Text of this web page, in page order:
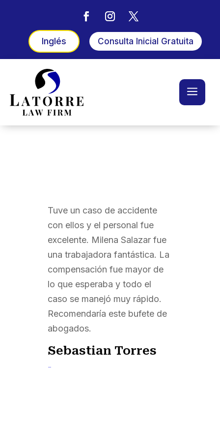
Inglés Consulta Inicial Gratuita
a
Tuve un caso de accidente
con ellos y el personal fue
excelente. Milena Salazar fue
una trabajadora fantástica. La
compensación fue mayor de
lo que esperaba y todo el
caso se manejó muy rápido.
Recomendaría este bufete de
abogados.
Sebastian Torres
-